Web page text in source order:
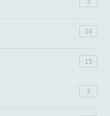
14
13
3